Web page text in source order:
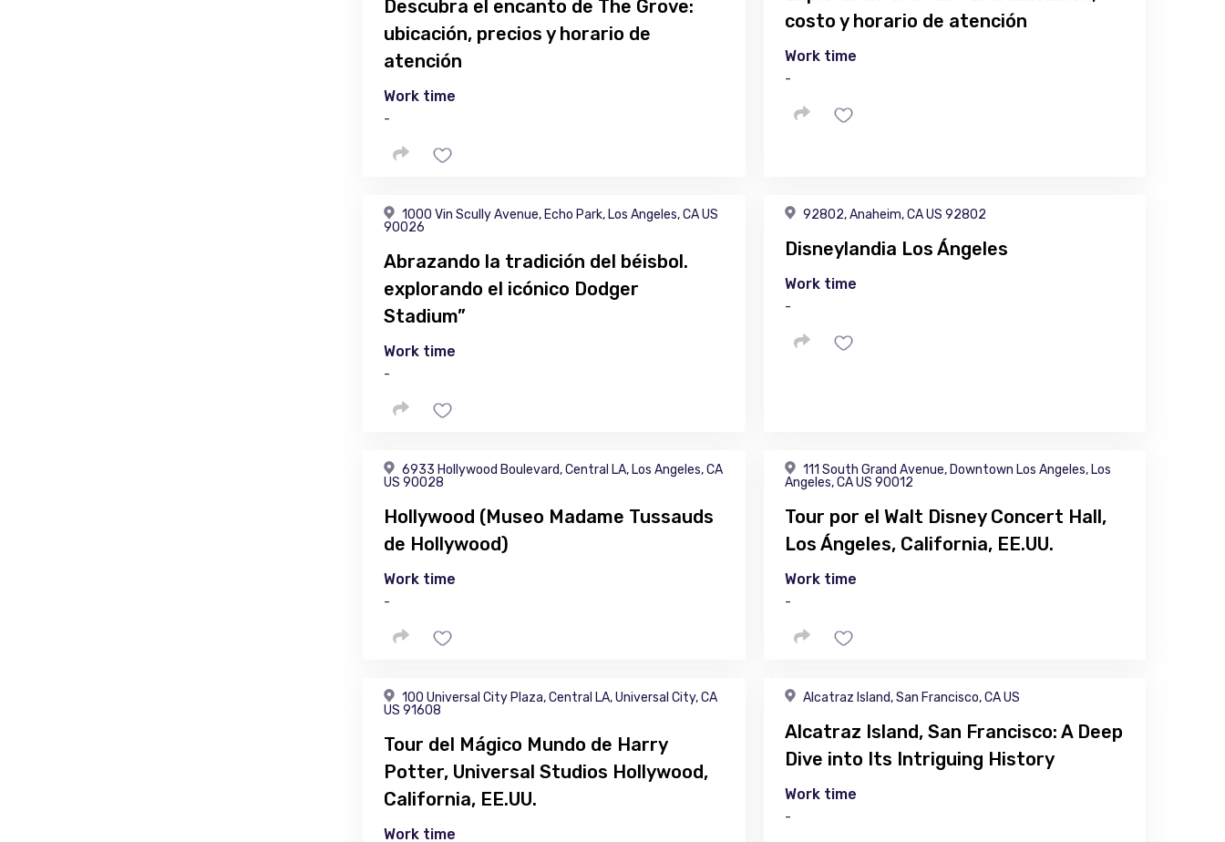
Descubra el encanto de The Grove:
ubicación, precios y horario de
atención
Work time
-
costo y horario de atención
Work time
-
1000 Vin Scully Avenue, Echo Park, Los Angeles, CA US
90026
Abrazando la tradición del béisbol.
explorando el icónico Dodger
Stadium”
Work time
-
92802, Anaheim, CA US 92802
Disneylandia Los Ángeles
Work time
-
6933 Hollywood Boulevard, Central LA, Los Angeles, CA
US 90028
Hollywood (Museo Madame Tussauds
de Hollywood)
Work time
-
111 South Grand Avenue, Downtown Los Angeles, Los
Angeles, CA US 90012
Tour por el Walt Disney Concert Hall,
Los Ángeles, California, EE.UU.
Work time
-
100 Universal City Plaza, Central LA, Universal City, CA
US 91608
Tour del Mágico Mundo de Harry
Potter, Universal Studios Hollywood,
California, EE.UU.
Work time
Alcatraz Island, San Francisco, CA US
Alcatraz Island, San Francisco: A Deep
Dive into Its Intriguing History
Work time
-